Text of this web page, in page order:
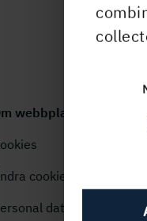
webbplatsen
cookieinställningar
data (GDPR)